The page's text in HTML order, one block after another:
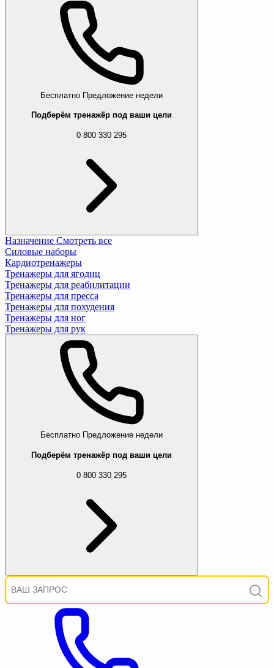
Бесплатно Предложение недели
Подберём тренажёр под ваши цели
0 800 330 295
Назначение Смотреть все
Силовые наборы
Кардиотренажеры
Тренажеры для ягодиц
Тренажеры для реабилитации
Тренажеры для пресса
Тренажеры для похудения
Тренажеры для ног
Тренажеры для рук
Бесплатно Предложение недели
Подберём тренажёр под ваши цели
0 800 330 295